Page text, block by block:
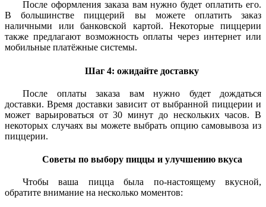
После оформления заказа вам нужно будет оплатить его.
В большинстве пиццерий вы можете оплатить заказ
наличными или банковской картой. Некоторые пиццерии
также предлагают возможность оплаты через интернет или
мобильные платёжные системы.
Шаг 4: ожидайте доставку
После оплаты заказа вам нужно будет дождаться
доставки. Время доставки зависит от выбранной пиццерии и
может варьироваться от 30 минут до нескольких часов. В
некоторых случаях вы можете выбрать опцию самовывоза из
пиццерии.
Советы по выбору пиццы и улучшению вкуса
Чтобы ваша пицца была по-настоящему вкусной,
обратите внимание на несколько моментов: